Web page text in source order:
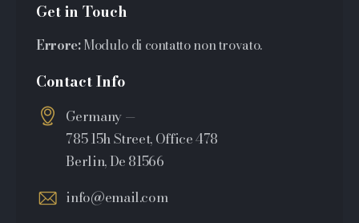
Get in Touch
Errore:Modulo di contatto non trovato.
Contact Info
Germany —
785 15h Street, Office 478
Berlin, De 81566
info@email.com